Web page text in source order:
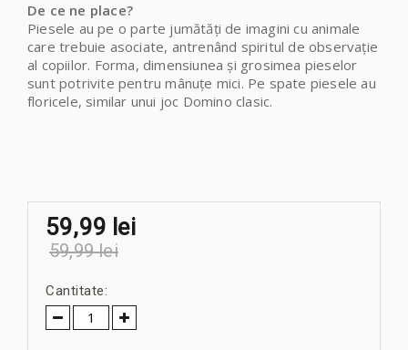
De ce ne place?
Piesele au pe o parte jumătăți de imagini cu animale
care trebuie asociate, antrenând spiritul de observație
al copiilor. Forma, dimensiunea și grosimea pieselor
sunt potrivite pentru mânuțe mici. Pe spate piesele au
floricele, similar unui joc Domino clasic.
59,99 lei
59,99 lei
Cantitate: